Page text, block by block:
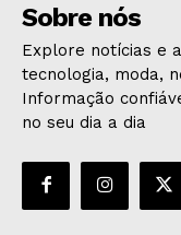
Sobre nós
Explore notícias e
tecnologia, moda,
Informação
no seu dia a dia